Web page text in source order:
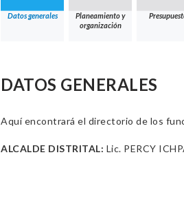
Datos generales
Planeamiento y
organización
DATOS GENERALES
Aquí encontrará el directorio de los
ALCALDE DISTRITAL: Lic. PERCY